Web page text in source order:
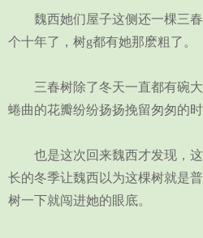
魏西她们屋子这侧还一棵三春
个十年了，树g都有她那麽粗了。
三春树除了冬天一直都有碗大
蜷曲的花瓣纷纷扬扬挽留匆匆的时
也是这次回来魏西才发现，这
长的冬季让魏西以为这棵树就是
树一下就闯进她的眼底。